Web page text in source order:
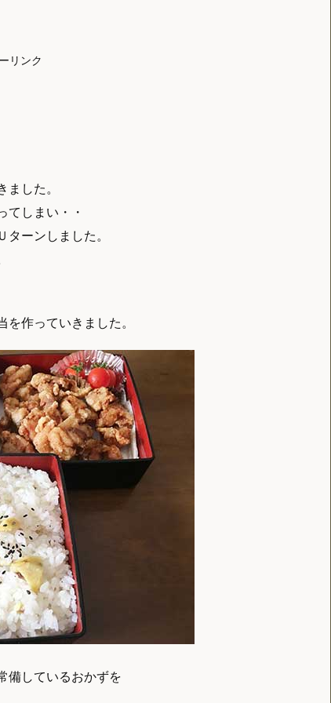
リンク
した。
てしまい・・
ーンしました。
作っていきました。
備しているおかずを